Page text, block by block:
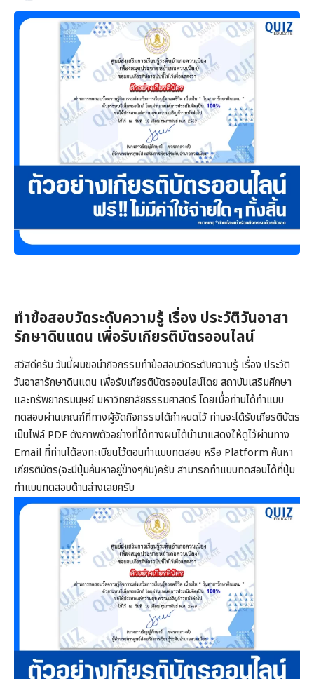
ทำข้อสอบวัดระดับความรู้ เรื่อง ประวัติวันอาสา
รักษาดินแดน เพื่อรับเกียรติบัตรออนไลน์
สวัสดีครับ วันนี้ผมขอนำกิจกรรมทำข้อสอบวัดระดับความรู้ เรื่อง ประวัติ
วันอาสารักษาดินแดน เพื่อรับเกียรติบัตรออนไลน์โดย สถาบันเสริมศึกษา
และทรัพยากรมนุษย์ มหาวิทยาลัยธรรมศาสตร์ โดยเมื่อท่านได้ทำแบบ
ทดสอบผ่านเกณฑ์ที่ทางผู้จัดกิจกรรมได้กำหนดไว้ ท่านจะได้รับเกียรติบัตร
เป็นไฟล์ PDF ดังภาพตัวอย่างที่ได้ทางผมได้นำมาแสดงให้ดูไว้ผ่านทาง
Email ที่ท่านได้ลงทะเบียนไว้ตอนทำแบบทดสอบ หรือ Platform ค้นหา
เกียรติบัตร(จะมีปุ่มค้นหาอยู่ข้างๆกัน)ครับ สามารถทำแบบทดสอบได้ที่ปุ่ม
ทำแบบทดสอบด้านล่างเลยครับ